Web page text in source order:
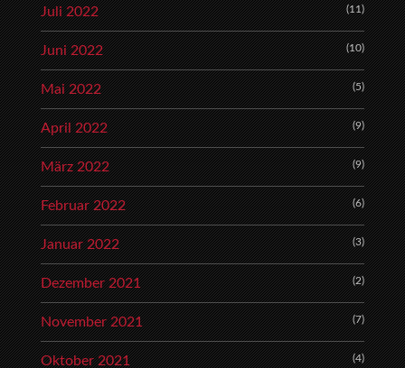
Juli 2022 (11)
Juni 2022 (10)
Mai 2022 (5)
April 2022 (9)
März 2022 (9)
Februar 2022 (6)
Januar 2022 (3)
Dezember 2021 (2)
November 2021 (7)
Oktober 2021 (4)